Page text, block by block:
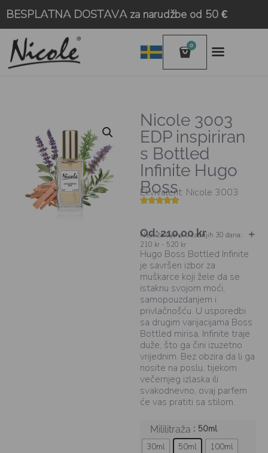
BESPLATNA DOSTAVA za narudžbe od 50 €
0
Nicole 3003
EDP inspiriran
s Bottled
Infinite Hugo
Boss
Ekvivalent: Nicole 3003
ukupno 5 (
korisnika)
Od:210,00kr
Najniža cijena u zadnjih 30 dana:
210 kr - 520 kr
Hugo Boss Bottled Infinite
je savršen izbor za
muškarce koji žele da se
istaknu svojom moći,
samopouzdanjem i
privlačnošću. U usporedbi
sa drugim varijacijama Boss
Bottled mirisa, Infinite traje
duže, što ga čini izuzetno
vrijednim. Bez obzira da li ga
nosite na poslu, tijekom
večernjeg izlaska ili
svakodnevno, ovaj parfem
će vas pratiti sa stilom.
Mililitraža : 50ml
30ml 50ml
100ml